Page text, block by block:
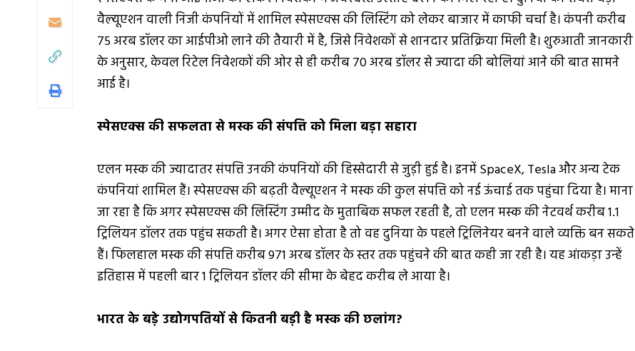
वैल्यूएशन वाली निजी कंपनियों में शामिल स्पेसएक्स की लिस्टिंग को लेकर बाजार में काफी चर्चा है। कंपनी करीब
75 अरब डॉलर का आईपीओ लाने की तैयारी में है, जिसे निवेशकों से शानदार प्रतिक्रिया मिली है। शुरुआती जानकारी
के अनुसार, केवल रिटेल निवेशकों की ओर से ही करीब 70 अरब डॉलर से ज्यादा की बोलियां आने की बात सामने
आई है।
स्पेसएक्स की सफलता से मस्क की संपत्ति को मिला बड़ा सहारा
एलन मस्क की ज्यादातर संपत्ति उनकी कंपनियों की हिस्सेदारी से जुड़ी हुई है। इनमें SpaceX, Tesla और अन्य टेक
कंपनियां शामिल हैं। स्पेसएक्स की बढ़ती वैल्यूएशन ने मस्क की कुल संपत्ति को नई ऊंचाई तक पहुंचा दिया है। माना
जा रहा है कि अगर स्पेसएक्स की लिस्टिंग उम्मीद के मुताबिक सफल रहती है, तो एलन मस्क की नेटवर्थ करीब 1.1
ट्रिलियन डॉलर तक पहुंच सकती है। अगर ऐसा होता है तो वह दुनिया के पहले ट्रिलिनेयर बनने वाले व्यक्ति बन सकते
हैं। फिलहाल मस्क की संपत्ति करीब 971 अरब डॉलर के स्तर तक पहुंचने की बात कही जा रही है। यह आंकड़ा उन्हें
इतिहास में पहली बार 1 ट्रिलियन डॉलर की सीमा के बेहद करीब ले आया है।
भारत के बड़े उद्योगपतियों से कितनी बड़ी है मस्क की छलांग?